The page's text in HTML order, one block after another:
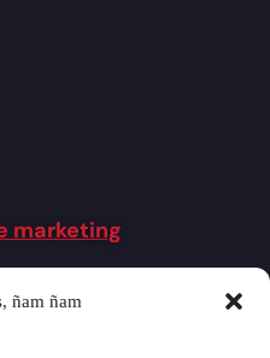
ñam ñam
marketing